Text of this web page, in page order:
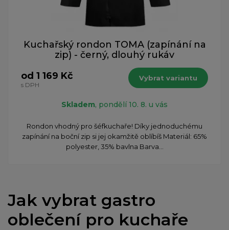
Kuchařský rondon TOMA (zapínání na
zip) - černý, dlouhý rukáv
od 1 169 Kč
s DPH
Vybrat variantu
Skladem, pondělí 10. 8. u vás
Rondon vhodný pro šéfkuchaře! Díky jednoduchému
zapínání na boční zip si jej okamžitě oblíbíš Materiál: 65%
polyester, 35% bavlna Barva...
Jak vybrat gastro
oblečení pro kuchaře